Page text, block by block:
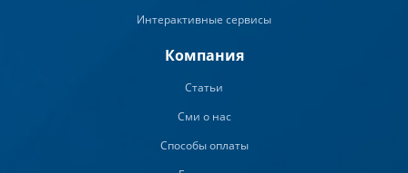
Интерактивные сервисы
Компания
Статьи
Сми о нас
Способы оплаты